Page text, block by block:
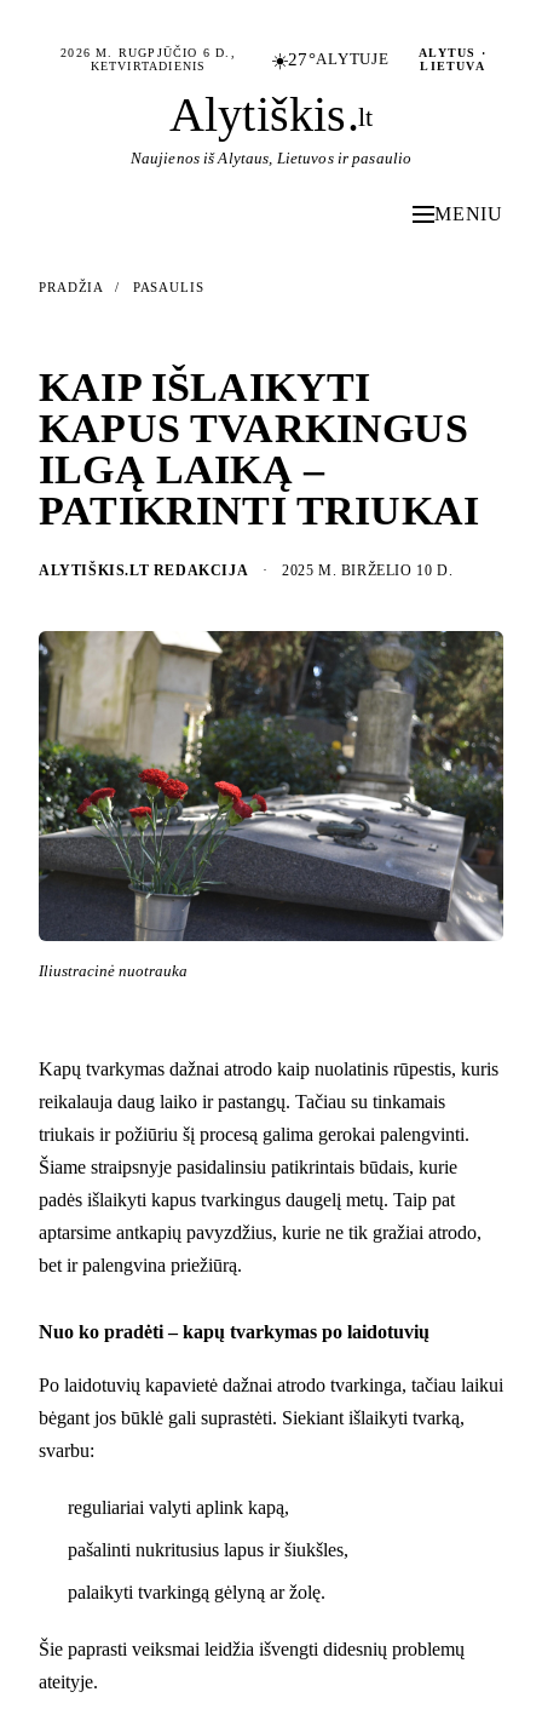
2026 M. RUGPJŪČIO 6 D.,
KETVIRTADIENIS
☀️27°ALYTUJE
ALYTUS ·
LIETUVA
Alytiškis.lt
Naujienos iš Alytaus, Lietuvos ir pasaulio
MENIU
PRADŽIA / PASAULIS
KAIP IŠLAIKYTI
KAPUS TVARKINGUS
ILGĄ LAIKĄ –
PATIKRINTI TRIUKAI
ALYTIŠKIS.LT REDAKCIJA · 2025 M. BIRŽELIO 10 D.
Iliustracinė nuotrauka
Kapų tvarkymas dažnai atrodo kaip nuolatinis rūpestis, kuris
reikalauja daug laiko ir pastangų. Tačiau su tinkamais
triukais ir požiūriu šį procesą galima gerokai palengvinti.
Šiame straipsnyje pasidalinsiu patikrintais būdais, kurie
padės išlaikyti kapus tvarkingus daugelį metų. Taip pat
aptarsime antkapių pavyzdžius, kurie ne tik gražiai atrodo,
bet ir palengvina priežiūrą.
Nuo ko pradėti – kapų tvarkymas po laidotuvių
Po laidotuvių kapavietė dažnai atrodo tvarkinga, tačiau laikui
bėgant jos būklė gali suprastėti. Siekiant išlaikyti tvarką,
svarbu:
reguliariai valyti aplink kapą,
pašalinti nukritusius lapus ir šiukšles,
palaikyti tvarkingą gėlyną ar žolę.
Šie paprasti veiksmai leidžia išvengti didesnių problemų
ateityje.